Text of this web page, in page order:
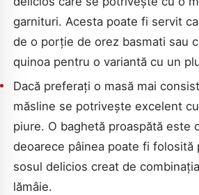
garnituri. Acesta poate fi servit
de o porție de orez basmati sau
quinoa pentru o variantă cu un
Dacă preferați o masă mai
măsline se potrivește excelent
piure. O baghetă proaspătă este
deoarece pâinea poate fi folosită
sosul delicios creat de
lămâie.